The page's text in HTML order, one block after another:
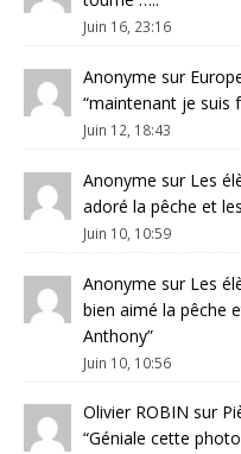
Juin 16, 23:16
Anonyme sur
“maintenant je suis
Juin 12, 18:43
Anonyme sur Les
adoré la pêche et
Juin 10, 10:59
Anonyme sur Les
bien aimé la pêche
Anthony”
Juin 10, 10:56
Olivier ROBIN sur
“Géniale cette photo